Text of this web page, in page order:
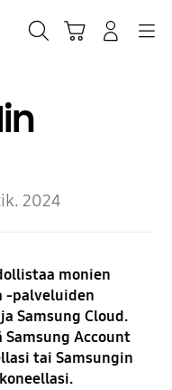
2024
monien
-palveluiden
Samsung Cloud.
Account
tai Samsungin